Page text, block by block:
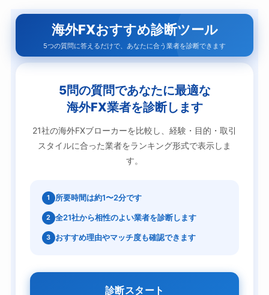
海外FXおすすめ診断ツール
5つの質問に答えるだけで、あなたに合う業者を診断できます
5問の質問であなたに最適な
海外FX業者を診断します
21社の海外FXブローカーを比較し、経験・目的・取引
スタイルに合った業者をランキング形式で表示しま
す。
1 所要時間は約1〜2分です
2 全21社から相性のよい業者を診断します
3 おすすめ理由やマッチ度も確認できます
診断スタート